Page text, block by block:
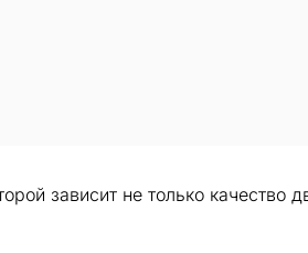
зависит не только качество